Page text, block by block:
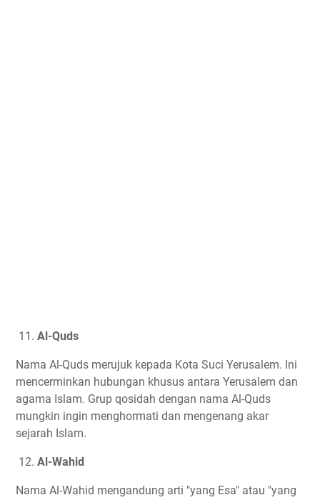
11. Al-Quds
Nama Al-Quds merujuk kepada Kota Suci Yerusalem. Ini
mencerminkan hubungan khusus antara Yerusalem dan
agama Islam. Grup qosidah dengan nama Al-Quds
mungkin ingin menghormati dan mengenang akar
sejarah Islam.
12. Al-Wahid
Nama Al-Wahid mengandung arti "yang Esa" atau "yang